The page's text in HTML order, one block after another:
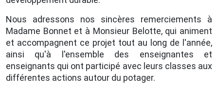
Nous adressons nos sincères remerciements à
Madame Bonnet et à Monsieur Belotte, qui animent
et accompagnent ce projet tout au long de l'année,
ainsi qu'à l'ensemble des enseignantes et
enseignants qui ont participé avec leurs classes aux
différentes actions autour du potager.